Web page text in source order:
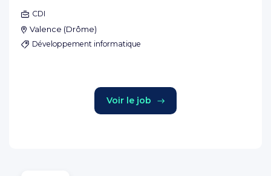
CDI
Valence (Drôme)
Développement informatique
Voir le job